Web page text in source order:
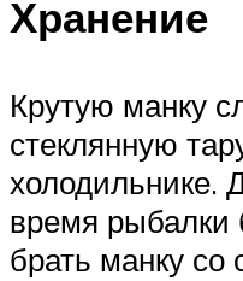
Хранение
Крутую манку
стеклянную
холодильнике.
время рыбалки
брать манку со